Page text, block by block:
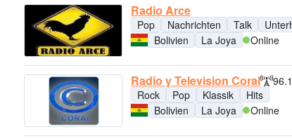
Radio Arce
Pop Nachrichten Talk
Bolivien
La Joya Online
Radio y Television Coral
Rock
Pop Klassik
Hits
Bolivien
La Joya Online